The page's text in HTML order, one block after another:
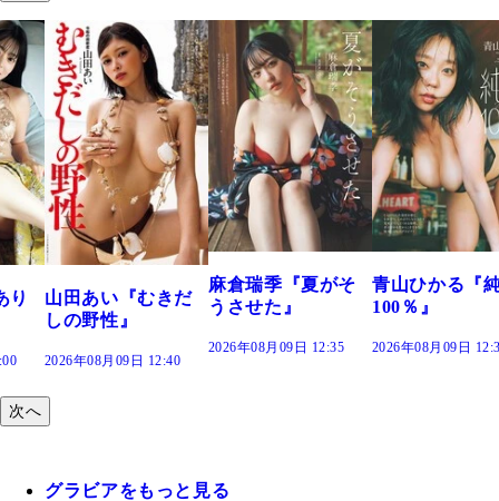
だ
麻倉瑞季『夏がそ
うさせた』
青山ひかる『純度
100％』
2026年08月09日 12:30
溝端 葵『もう
つの、あおい
で。』
2026年08月09日
次へ
グラビアをもっと見る